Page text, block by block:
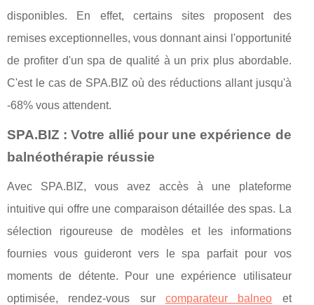
disponibles. En effet, certains sites proposent des
remises exceptionnelles, vous donnant ainsi l'opportunité
de profiter d'un spa de qualité à un prix plus abordable.
C'est le cas de SPA.BIZ où des réductions allant jusqu'à
-68% vous attendent.
SPA.BIZ : Votre allié pour une expérience de
balnéothérapie réussie
Avec SPA.BIZ, vous avez accès à une plateforme
intuitive qui offre une comparaison détaillée des spas. La
sélection rigoureuse de modèles et les informations
fournies vous guideront vers le spa parfait pour vos
moments de détente. Pour une expérience utilisateur
optimisée, rendez-vous sur comparateur balneo et